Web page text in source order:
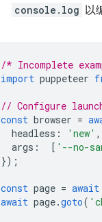
console.log 以
/* Incomplete
import puppeteer
// Configure
const browser =
headless : 'new' ,
args : [ '--no-
});
const page = await
await page.goto(